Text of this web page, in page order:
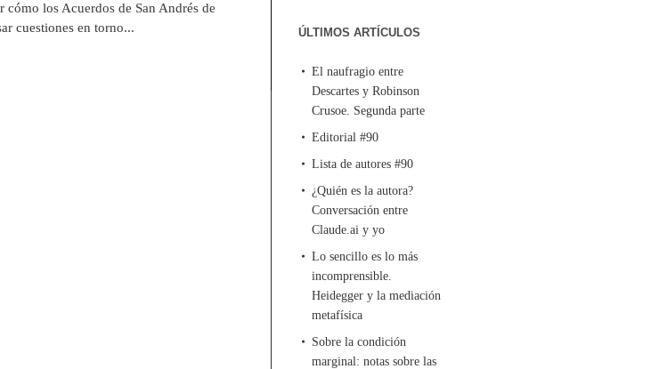
cómo los Acuerdos de San Andrés de
cuestiones en torno...
ÚLTIMOS ARTÍCULOS
El naufragio entre
Descartes y Robinson
Crusoe. Segunda parte
Editorial #90
Lista de autores #90
¿Quién es la autora?
Conversación entre
Claude.ai y yo
Lo sencillo es lo más
incomprensible.
Heidegger y la mediación
metafísica
Sobre la condición
marginal: notas sobre las